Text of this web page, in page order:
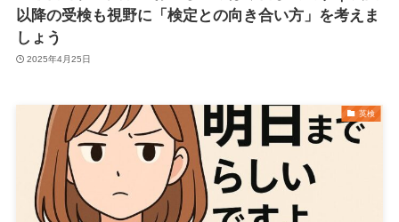
以降の受検も視野に「検定との向き合い方」を考えま
しょう
2025年4月25日
英検